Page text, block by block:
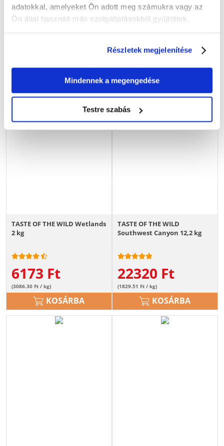
adatokkal, amelyeket Ön adott meg számukra vagy az
Ön által használt más szolgáltatásokból gyűjtöttek.
Részletek megjelenítése
Mindennek a megengedése
Testre szabás
6146Ft 20589 Ft
TASTE OF THE WILD Wetlands
2 kg
6173 Ft
(3086.30 Ft / kg)
KOSÁRBA
TASTE OF THE WILD
Southwest Canyon 12,2 kg
22320 Ft
(1829.51 Ft / kg)
KOSÁRBA